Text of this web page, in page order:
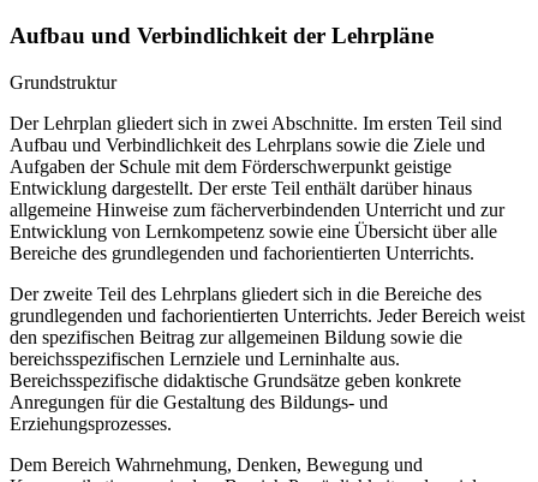
Aufbau und Verbindlichkeit der Lehrpläne
Grundstruktur
Der Lehrplan gliedert sich in zwei Abschnitte. Im ersten Teil sind
Aufbau und Verbindlichkeit des Lehrplans sowie die Ziele und
Aufgaben der Schule mit dem Förderschwerpunkt geistige
Entwicklung dargestellt. Der erste Teil enthält darüber hinaus
allgemeine Hinweise zum fächerverbindenden Unterricht und zur
Entwicklung von Lernkompetenz sowie eine Übersicht über alle
Bereiche des grundlegenden und fachorientierten Unterrichts.
Der zweite Teil des Lehrplans gliedert sich in die Bereiche des
grundlegenden und fachorientierten Unterrichts. Jeder Bereich weist
den spezifischen Beitrag zur allgemeinen Bildung sowie die
bereichsspezifischen Lernziele und Lerninhalte aus.
Bereichsspezifische didaktische Grundsätze geben konkrete
Anregungen für die Gestaltung des Bildungs- und
Erziehungsprozesses.
Dem Bereich Wahrnehmung, Denken, Bewegung und